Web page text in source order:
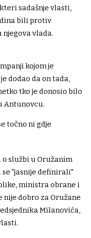
sadašnje vlasti,
bili protiv
vlada.
kojom je
dodao da on tada,
tko je donosio bilo
Antunovcu.
točno ni gdje
o službi u Oružanim
se "jasnije definirali"
ministra obrane i
nije dobro za Oružane
Milanovića,